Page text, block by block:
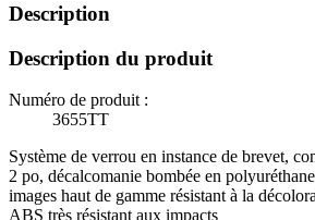
Description
Description du produit
Numéro de produit :
3655TT
Système de verrou en instance de brevet,
2 po, décalcomanie bombée en
images haut de gamme résistant à la
ABS très résistant aux impacts